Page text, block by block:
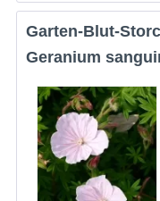
Garten-Blut-
Geranium